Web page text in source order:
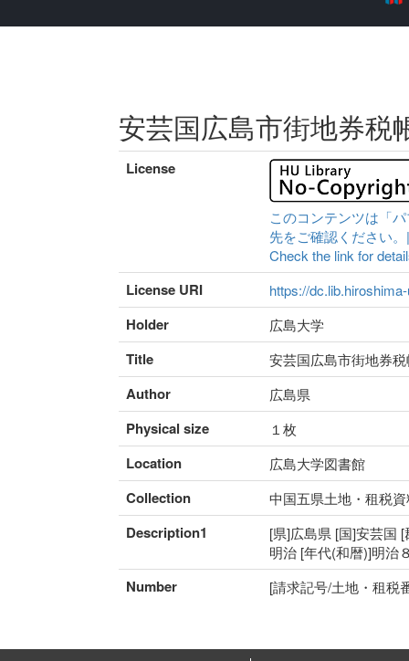
安芸国広島市街地券税
License
このコンテンツは「
先をご確認ください
Check the link for
License URI https://
Holder 広島大学
Title 安芸国広島市街地券
Author 広島県
Physical size １枚
Location 広島大学図書館
Collection 中国五県土地・租税
Description1
[県]広島県 [国]安芸国
明治 [年代(和暦)]明治
Number [請求記号/土地・租税